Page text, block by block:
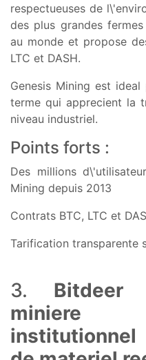
respectueuses de
des plus grandes
au monde et propose
LTC et DASH.
Genesis Mining est
terme qui apprecient la
niveau industriel.
Points forts :
Des millions
Mining depuis 2013
Contrats BTC, LTC et
Tarification transparente
3. Bitdeer
miniere
institutionnel